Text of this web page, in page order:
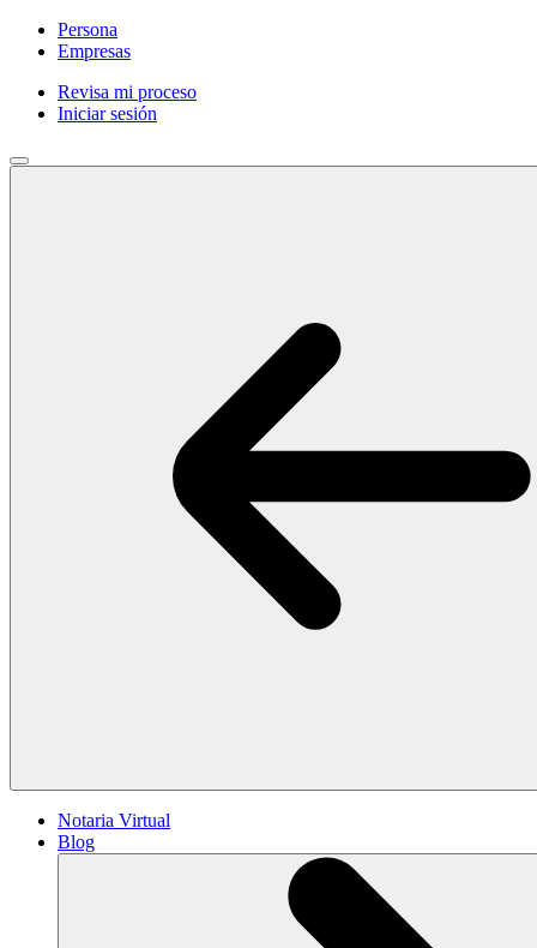
Persona
Empresas
Revisa mi proceso
Iniciar sesión
Notaria Virtual
Blog